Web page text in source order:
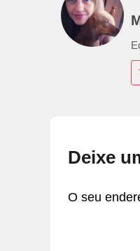
Deixe
O seu